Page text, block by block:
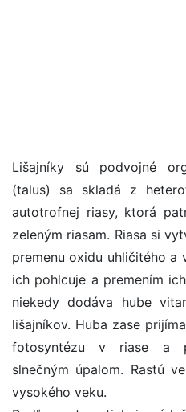
Lišajníky sú podvojné
(talus) sa skladá z
autotrofnej riasy, ktorá
zeleným riasam. Riasa si
premenu oxidu uhličitého a
ich pohlcuje a premením
niekedy dodáva hube
lišajníkov. Huba zase
fotosyntézu v riase a
slnečným úpalom. Rastú
vysokého veku.